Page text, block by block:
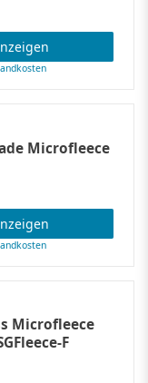
Microfleece
Microfleece
F